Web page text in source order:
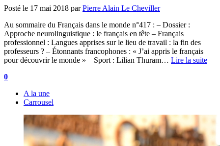
Posté le 17 mai 2018 par Pierre Alain Le Cheviller
Au sommaire du Français dans le monde n°417 : – Dossier :
Approche neurolinguistique : le français en tête – Français
professionnel : Langues apprises sur le lieu de travail : la fin des
professeurs ? – Étonnants francophones : « J’ai appris le français
pour découvrir le monde » – Sport : Lilian Thuram… Lire la suite
0
A la une
Carrousel